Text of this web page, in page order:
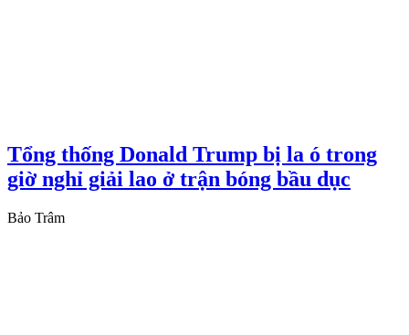
Tổng thống Donald Trump bị la ó trong
giờ nghỉ giải lao ở trận bóng bầu dục
Bảo Trâm